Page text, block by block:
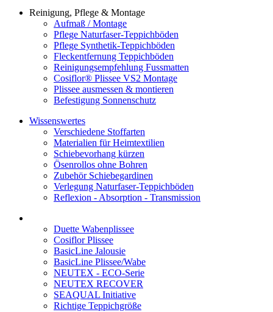
Reinigung, Pflege & Montage
Aufmaß / Montage
Pflege Naturfaser-Teppichböden
Pflege Synthetik-Teppichböden
Fleckentfernung Teppichböden
Reinigungsempfehlung Fussmatten
Cosiflor® Plissee VS2 Montage
Plissee ausmessen & montieren
Befestigung Sonnenschutz
Wissenswertes
Verschiedene Stoffarten
Materialien für Heimtextilien
Schiebevorhang kürzen
Ösenrollos ohne Bohren
Zubehör Schiebegardinen
Verlegung Naturfaser-Teppichböden
Reflexion - Absorption - Transmission
Duette Wabenplissee
Cosiflor Plissee
BasicLine Jalousie
BasicLine Plissee/Wabe
NEUTEX - ECO-Serie
NEUTEX RECOVER
SEAQUAL Initiative
Richtige Teppichgröße